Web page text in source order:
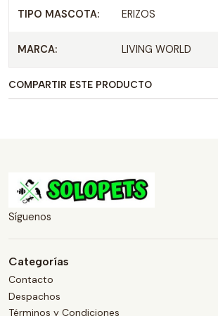
TIPO MASCOTA: ERIZOS
MARCA: LIVING WORLD
COMPARTIR ESTE PRODUCTO
Síguenos
Categorías
Contacto
Despachos
Términos y Condiciones